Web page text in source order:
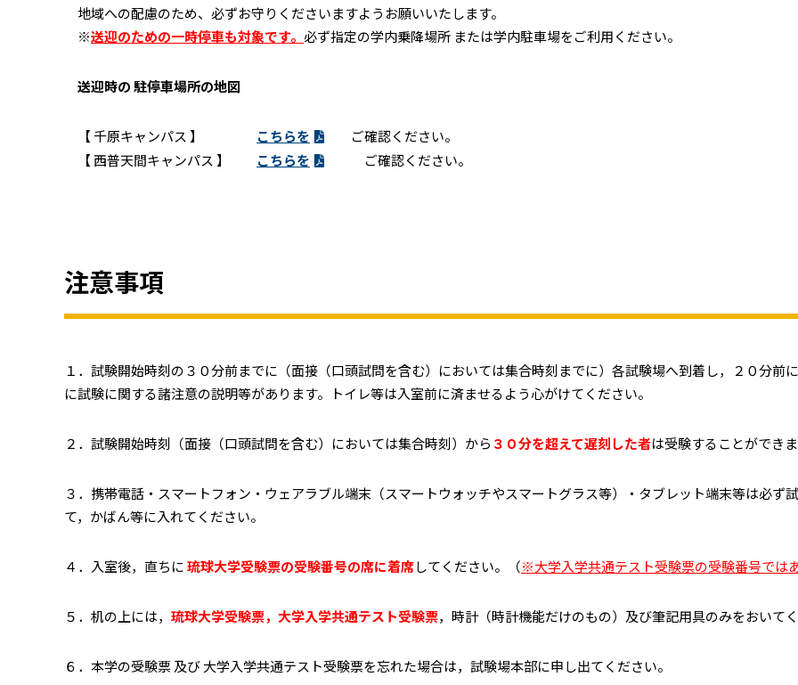
地域への配慮のため、必ずお守りくださいますようお願いいたします。
※送迎のための一時停車も対象です。 必ず指定の学内乗降場所 または学内駐車場をご利用ください。
送迎時の 駐停車場所の地図
【 千原キャンパス 】 こちらを
ご確認ください。
【 西普天間キャンパス 】 こちらを ご確認ください。
注意事項
１．試験開始時刻の３０分前までに（面接（口頭試問を含む）においては集合時刻までに）各試験場へ到着し，２０分
に試験に関する諸注意の説明等があります。トイレ等は入室前に済ませるよう心がけてください。
２．試験開始時刻（面接（口頭試問を含む）においては集合時刻）から ３０分を超えて遅刻した者は受験することができ
３．携帯電話・スマートフォン・ウェアラブル端末（スマートウォッチやスマートグラス等）・タブレット端末等は必ず
て，かばん等に入れてください。
４．入室後，直ちに琉球大学受験票の受験番号の席に着席してください。（※大学入学共通テスト受験票の受験番号では
５．机の上には， 琉球大学受験票，大学入学共通テスト受験票，時計（時計機能だけのもの）及び筆記用具のみをおいて
６．本学の受験票 及び 大学入学共通テスト受験票を忘れた場合は，試験場本部に申し出てください。